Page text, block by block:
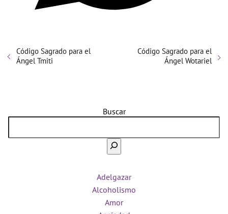
Código Sagrado para el
Ángel Tmiti
Código Sagrado para el
Ángel Wotariel
Buscar
Adelgazar
Alcoholismo
Amor